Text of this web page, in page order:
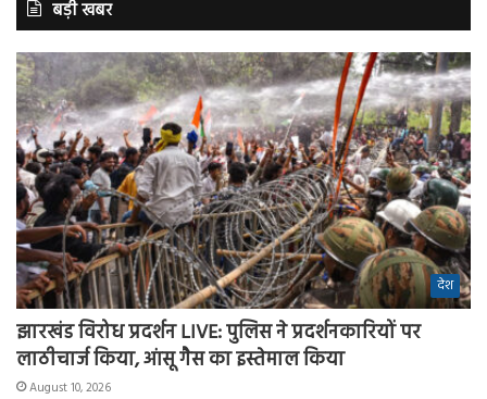
बड़ी खबर
देश
झारखंड विरोध प्रदर्शन LIVE: पुलिस ने प्रदर्शनकारियों पर
लाठीचार्ज किया, आंसू गैस का इस्तेमाल किया
August 10, 2026